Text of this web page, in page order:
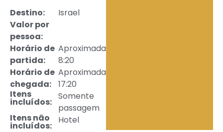
Destino:
Israel
Valor por
pessoa:
Horário de
partida:
Aproximadamente
8:20
Horário de
chegada:
Aproximadamente
17:20
Itens
incluídos:
Somente
passagem
Itens não
incluídos:
Hotel